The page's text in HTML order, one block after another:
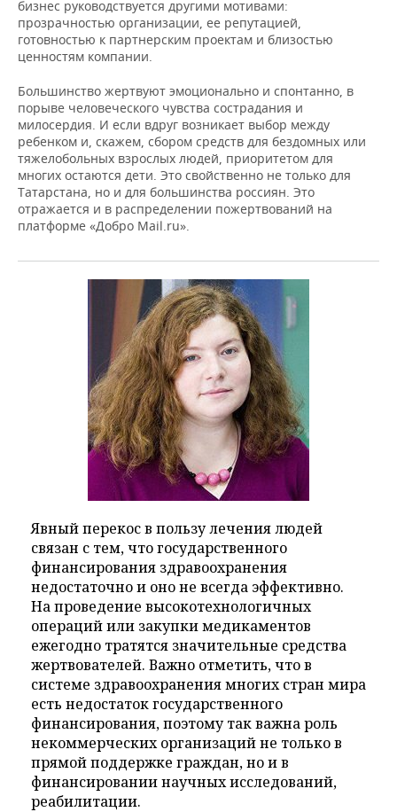
бизнес руководствуется другими мотивами:
прозрачностью организации, ее репутацией,
готовностью к партнерским проектам и близостью
ценностям компании.
Большинство жертвуют эмоционально и спонтанно, в
порыве человеческого чувства сострадания и
милосердия. И если вдруг возникает выбор между
ребенком и, скажем, сбором средств для бездомных или
тяжелобольных взрослых людей, приоритетом для
многих остаются дети. Это свойственно не только для
Татарстана, но и для большинства россиян. Это
отражается и в распределении пожертвований на
платформе «Добро Mail.ru».
Явный перекос в пользу лечения людей
связан с тем, что государственного
финансирования здравоохранения
недостаточно и оно не всегда эффективно.
На проведение высокотехнологичных
операций или закупки медикаментов
ежегодно тратятся значительные средства
жертвователей. Важно отметить, что в
системе здравоохранения многих стран мира
есть недостаток государственного
финансирования, поэтому так важна роль
некоммерческих организаций не только в
прямой поддержке граждан, но и в
финансировании научных исследований,
реабилитации.